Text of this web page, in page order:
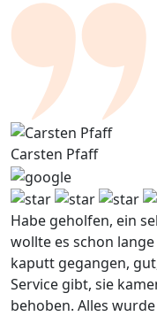
Carsten Pfaff
Habe geholfen, ein
wollte es schon
kaputt gegangen,
Service gibt, sie
behoben. Alles